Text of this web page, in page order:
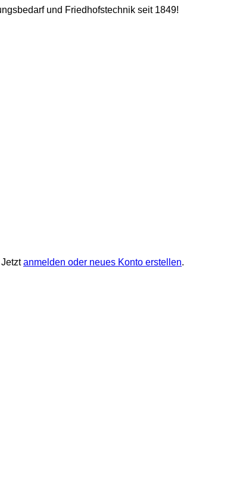
und Friedhofstechnik seit 1849!
anmelden oder neues Konto erstellen.